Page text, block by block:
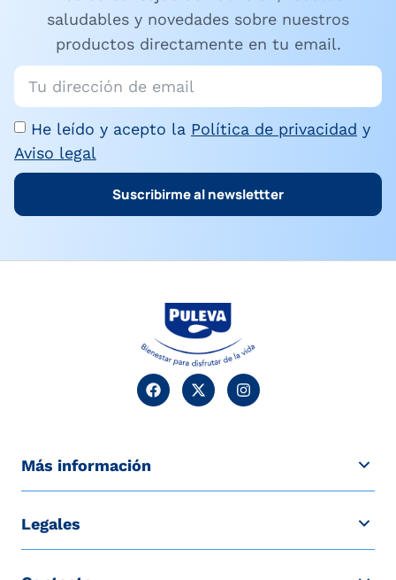
saludables y novedades sobre nuestros
productos directamente en tu email.
He leído y acepto la Política de privacidad y
Aviso legal
Suscribirme al newslettter
Más información
Legales